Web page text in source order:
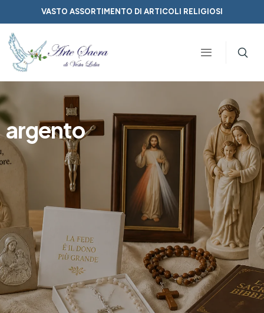
VASTO ASSORTIMENTO DI ARTICOLI RELIGIOSI
argento